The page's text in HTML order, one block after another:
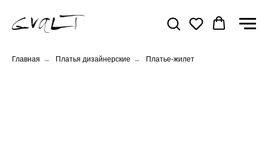
Главная → Платья дизайнерские → Платье-жилет